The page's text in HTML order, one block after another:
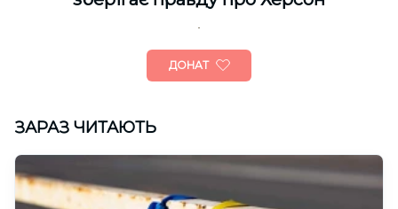
ДОНАТ
ЗАРАЗ ЧИТАЮТЬ